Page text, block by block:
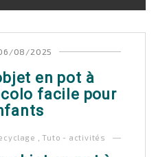
08/2025
en pot à
facile pour
,Tuto - activités